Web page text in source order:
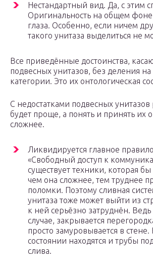
Нестандартный вид. Да, с этим
Оригинальность на общем фоне
глаза. Особенно, если ничем
такого унитаза выделиться не
Все приведённые достоинства,
подвесных унитазов, без деления
категории. Это их онтологическая
С недостатками подвесных унитазов
будет проще, а понять и принять их
сложнее.
Ликвидируется главное
«Свободный доступ к
существует техники, которая
чем она сложнее, тем труднее
поломки. Поэтому сливная
унитаза тоже может выйти из
к ней серьёзно затруднён.
случае, закрывается
просто замуровывается в
состоянии находятся и трубы
слива.